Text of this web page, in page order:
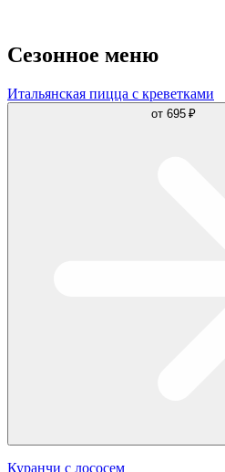
Сезонное меню
Итальянская пицца с креветками
от 695 ₽
Куранчи с лососем